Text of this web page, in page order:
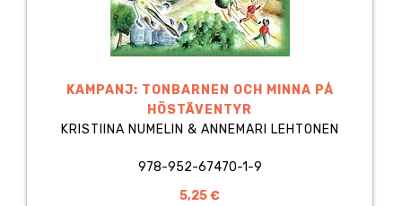
KAMPANJ: TONBARNEN OCH MINNA PÅ
HÖSTÄVENTYR
KRISTIINA NUMELIN & ANNEMARI LEHTONEN
978-952-67470-1-9
5,25 €